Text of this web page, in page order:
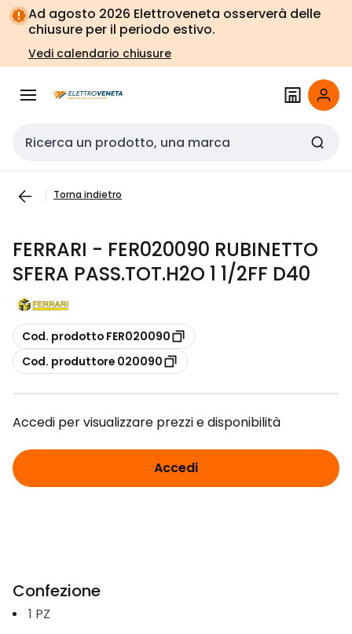
Vai alla
navigazione
Vai
alla
pagina
Ad agosto 2026 Elettroveneta osserverà delle
chiusure per il periodo estivo.
Vedi calendario chiusure
Cerca input
Torna indietro
FERRARI - FER020090 RUBINETTO
SFERA PASS.TOT.H2O 1 1/2FF D40
copia
Cod. prodotto FER020090
copia
Cod. produttore 020090
Accedi per visualizzare prezzi e disponibilità
Accedi
Confezione
1 PZ